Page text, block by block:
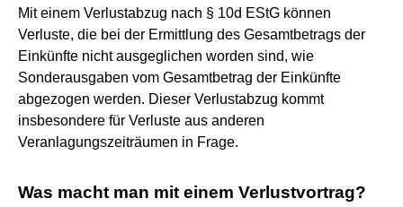
Mit einem Verlustabzug nach § 10d EStG können
Verluste, die bei der Ermittlung des Gesamtbetrags der
Einkünfte nicht ausgeglichen worden sind, wie
Sonderausgaben vom Gesamtbetrag der Einkünfte
abgezogen werden. Dieser Verlustabzug kommt
insbesondere für Verluste aus anderen
Veranlagungszeiträumen in Frage.
Was macht man mit einem Verlustvortrag?